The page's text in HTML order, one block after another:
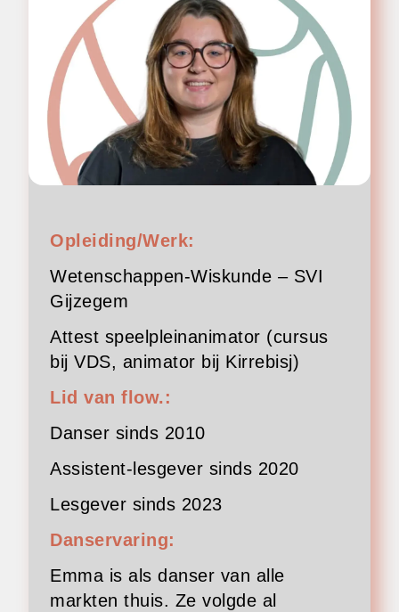
Opleiding/Werk:
Wetenschappen-Wiskunde – SVI
Gijzegem
Attest speelpleinanimator (cursus
bij VDS, animator bij Kirrebisj)
Lid van flow.:
Danser sinds 2010
Assistent-lesgever sinds 2020
Lesgever sinds 2023
Danservaring:
Emma is als danser van alle
markten thuis. Ze volgde al